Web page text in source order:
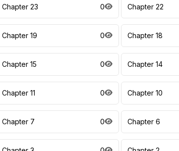
Chapter 23 0 Chapter 22
Chapter 19 0 Chapter 18
Chapter 15 0 Chapter 14
Chapter 11 0 Chapter 10
Chapter 7 0 Chapter 6